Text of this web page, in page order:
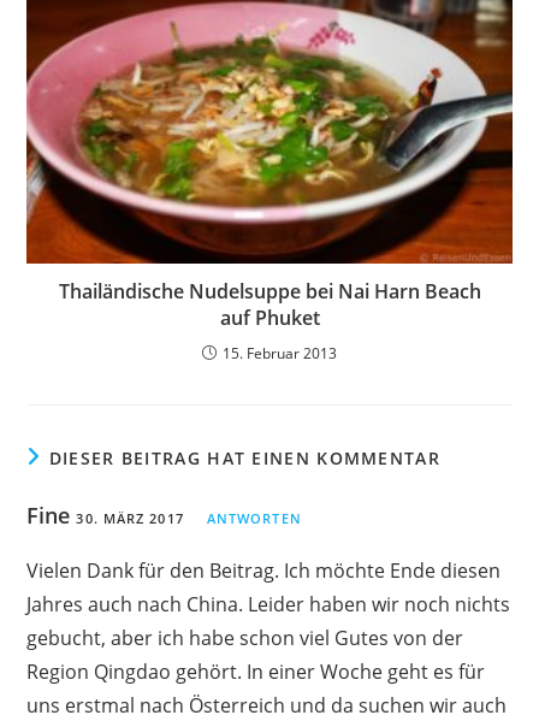
Thailändische Nudelsuppe bei Nai Harn Beach
auf Phuket
15. Februar 2013
DIESER BEITRAG HAT EINEN KOMMENTAR
Fine 30. MÄRZ 2017 ANTWORTEN
Vielen Dank für den Beitrag. Ich möchte Ende diesen
Jahres auch nach China. Leider haben wir noch nichts
gebucht, aber ich habe schon viel Gutes von der
Region Qingdao gehört. In einer Woche geht es für
uns erstmal nach Österreich und da suchen wir auch